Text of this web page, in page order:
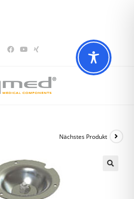
Nächstes Produkt